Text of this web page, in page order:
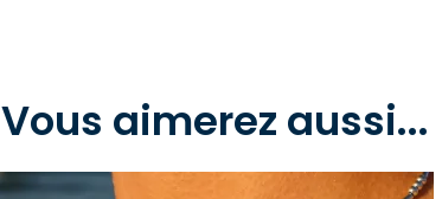
Vous aimerez aussi...